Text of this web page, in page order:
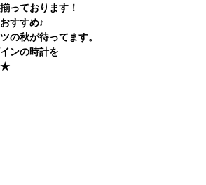
っております！
すすめ♪
の秋が待ってます。
ンの時計を
★